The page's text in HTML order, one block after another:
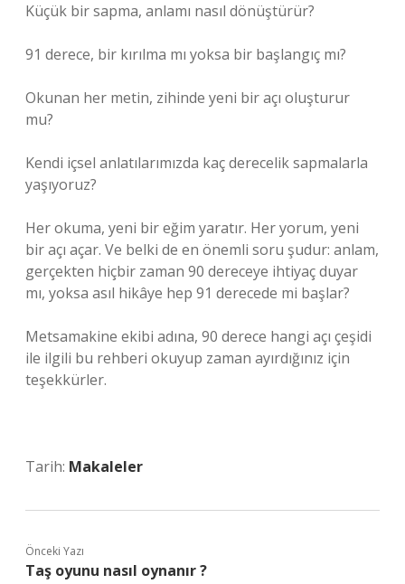
Küçük bir sapma, anlamı nasıl dönüştürür?
91 derece, bir kırılma mı yoksa bir başlangıç mı?
Okunan her metin, zihinde yeni bir açı oluşturur
mu?
Kendi içsel anlatılarımızda kaç derecelik sapmalarla
yaşıyoruz?
Her okuma, yeni bir eğim yaratır. Her yorum, yeni
bir açı açar. Ve belki de en önemli soru şudur: anlam,
gerçekten hiçbir zaman 90 dereceye ihtiyaç duyar
mı, yoksa asıl hikâye hep 91 derecede mi başlar?
Metsamakine ekibi adına, 90 derece hangi açı çeşidi
ile ilgili bu rehberi okuyup zaman ayırdığınız için
teşekkürler.
Tarih: Makaleler
Önceki Yazı
Taş oyunu nasıl oynanır ?